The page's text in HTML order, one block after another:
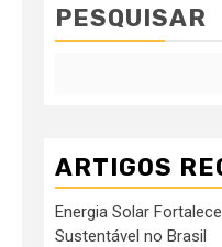
PESQUISAR
ARTIGOS
Energia Solar
Sustentável no Brasil